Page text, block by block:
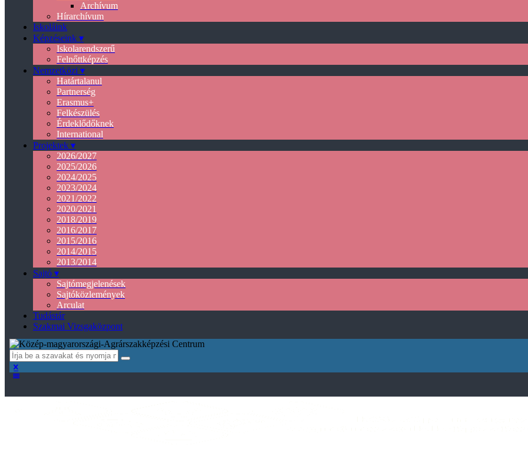
Archívum
Hírarchívum
Iskoláink
Képzéseink ▾
Iskolarendszerű
Felnőttképzés
Nemzetközi ▾
Határtalanul
Partnerség
Erasmus+
Felkészülés
Érdeklődőknek
International
Projektek ▾
2026/2027
2025/2026
2024/2025
2023/2024
2021/2022
2020/2021
2018/2019
2016/2017
2015/2016
2014/2015
2013/2014
Sajtó ▾
Sajtómegjelenések
Sajtóközlemények
Arculat
Tudástár
Szakmai Vizsgaközpont